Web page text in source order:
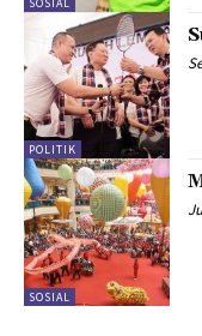
POLITIK
SOSIAL